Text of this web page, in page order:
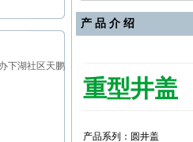
下湖社区天鹏
产 品 介 绍
重型井盖
产品系列：圆井盖